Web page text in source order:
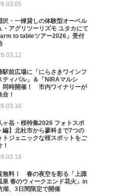
沢・一棟貸しの体験型オーベル
・アグリツーリズモ ユタカにて
to tableツアー2026」受付
駅前広場に「にらさきワインフ
ティバル」＆「NIRAマルシ
同時開催！ 市内ワイナリーが
合！
ヶ岳・桜特集2026 フォトスポ
編】北杜市から蓼科まで7つの
トジェニックな桜スポットをご
無料！ 春の夜空を彩る「上諏
泉 春のウィークエンド花火」in
湖、3日間限定で開催